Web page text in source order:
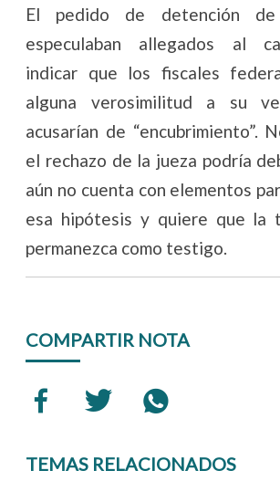
El pedido de detención de
especulaban allegados al
indicar que los fiscales
alguna verosimilitud a su
acusarían de “encubrimiento”.
el rechazo de la jueza podría
aún no cuenta con elementos
esa hipótesis y quiere que la
permanezca como testigo.
COMPARTIR NOTA
TEMAS RELACIONADOS